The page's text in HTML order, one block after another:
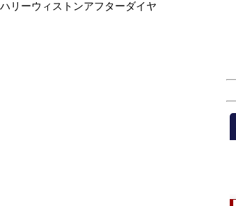
ハリーウィストンアフターダイヤ